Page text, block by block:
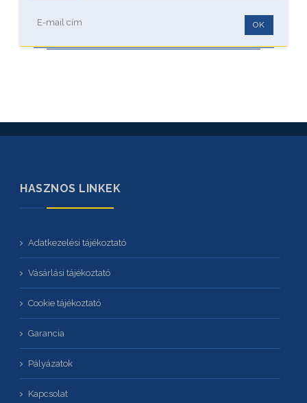
OK
HASZNOS LINKEK
Adatkezelési tájékoztató
Vásárlási tájékoztató
Cookie tájékoztató
Garancia
Pályázatok
Kapcsolat